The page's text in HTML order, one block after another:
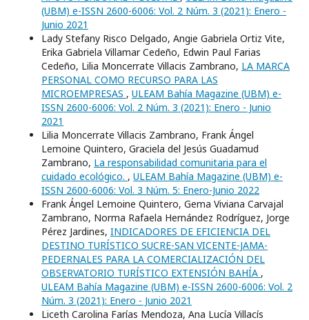
(UBM) e-ISSN 2600-6006: Vol. 2 Núm. 3 (2021): Enero -
Junio 2021
Lady Stefany Risco Delgado, Angie Gabriela Ortiz Vite,
Erika Gabriela Villamar Cedeño, Edwin Paul Farias
Cedeño, Lilia Moncerrate Villacis Zambrano, LA MARCA
PERSONAL COMO RECURSO PARA LAS
MICROEMPRESAS , ULEAM Bahía Magazine (UBM) e-
ISSN 2600-6006: Vol. 2 Núm. 3 (2021): Enero - Junio
2021
Lilia Moncerrate Villacis Zambrano, Frank Ángel
Lemoine Quintero, Graciela del Jesús Guadamud
Zambrano, La responsabilidad comunitaria para el
cuidado ecológico. , ULEAM Bahía Magazine (UBM) e-
ISSN 2600-6006: Vol. 3 Núm. 5: Enero-Junio 2022
Frank Ángel Lemoine Quintero, Gema Viviana Carvajal
Zambrano, Norma Rafaela Hernández Rodríguez, Jorge
Pérez Jardines, INDICADORES DE EFICIENCIA DEL
DESTINO TURÍSTICO SUCRE-SAN VICENTE-JAMA-
PEDERNALES PARA LA COMERCIALIZACIÓN DEL
OBSERVATORIO TURÍSTICO EXTENSIÓN BAHÍA ,
ULEAM Bahía Magazine (UBM) e-ISSN 2600-6006: Vol. 2
Núm. 3 (2021): Enero - Junio 2021
Liceth Carolina Farías Mendoza, Ana Lucía Villacís